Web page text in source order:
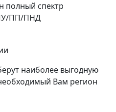
полный спектр
ПП/ПНД
наиболее выгодную
Вам регион